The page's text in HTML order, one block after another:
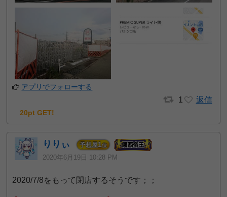
アプリでフォローする
1 返信
20pt GET!
りりぃ 予想屋1位
2020年6月19日 10:28 PM
2020/7/8をもって閉店するそうです；；